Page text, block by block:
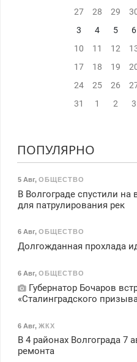
27
28 29
3
4 5 6
10
11 12
17
18 19
24
25 26
31
1 2 3
ПОПУЛЯРНО
5 Авг, ОБЩЕСТВО
В Волгограде спустили
для патрулирования рек
6 Авг, ОБЩЕСТВО
Долгожданная прохлада
6 Авг, ОБЩЕСТВО
Губернатор Бочаров
«Сталинградского
6 Авг, ЖКХ
В 4 районах Волгограда 7
ремонта